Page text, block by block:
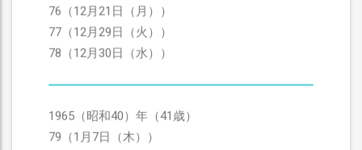
76（12月21日（月））
77（12月29日（火））
78（12月30日（水））
1965（昭和40）年（41歳）
79（1月7日（木））